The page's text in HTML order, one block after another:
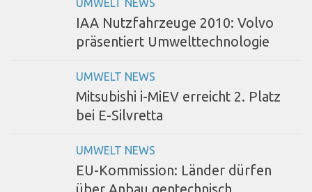
UMWELT NEWS
IAA Nutzfahrzeuge 2010: Volvo
präsentiert Umwelttechnologie
UMWELT NEWS
Mitsubishi i-MiEV erreicht 2. Platz
bei E-Silvretta
UMWELT NEWS
EU-Kommission: Länder dürfen